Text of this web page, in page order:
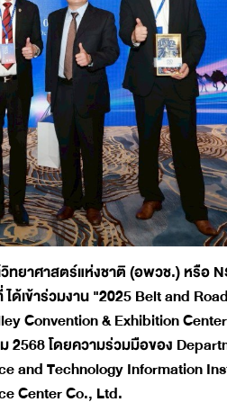
าศาสตร์แห่งชาติ (อพวช.) หรือ
เข้าร่วมงาน "2025 Belt and
Convention & Exhibition
2568 โดยความร่วมมือของ
and Technology Information
Center Co., Ltd.